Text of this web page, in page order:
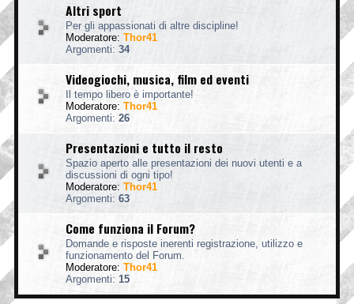
Altri sport
Per gli appassionati di altre discipline!
Moderatore: Thor41
Argomenti: 34
Videogiochi, musica, film ed eventi
Il tempo libero è importante!
Moderatore: Thor41
Argomenti: 26
Presentazioni e tutto il resto
Spazio aperto alle presentazioni dei nuovi utenti e a
discussioni di ogni tipo!
Moderatore: Thor41
Argomenti: 63
Come funziona il Forum?
Domande e risposte inerenti registrazione, utilizzo e
funzionamento del Forum.
Moderatore: Thor41
Argomenti: 15